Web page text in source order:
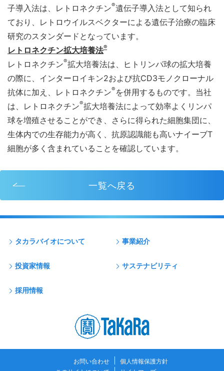
子導入法は、レトロネクチン®遺伝子導入法として知られ
ており、レトロウイルスベクターによる遺伝子治療の臨床
研究のスタンダードとなっています。
レトロネクチン拡大培養法®
レトロネクチン®拡大培養法は、ヒトリンパ球の拡大培養
の際に、インターロイキン2および抗CD3モノクローナル
抗体に加え、レトロネクチン® を併用するものです。当社
は、レトロネクチン®拡大培養法によって効率よくリンパ
球を増殖させることができ、さらに得られた細胞集団に、
生体内での生存能力が高く、抗原認識能も高いナイーブT
細胞が多く含まれていることを確認しています。
一覧へ戻る
タカラバイオについて 事業紹介
投資家情報 サステナビリティ
採用情報
お問い合わせ
個人情報保護方針